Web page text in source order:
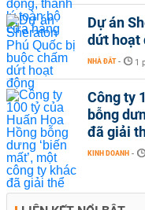
Dự án
dứt hoạt
NHÀ ĐẤT - 1
Công ty
bỗng
đã giải
KINH DOANH -